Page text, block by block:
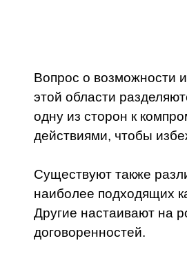
Вопрос о возможности
этой области
одну из сторон к
действиями, чтобы
Существуют также
наиболее подходящих
Другие настаивают на
договоренностей.